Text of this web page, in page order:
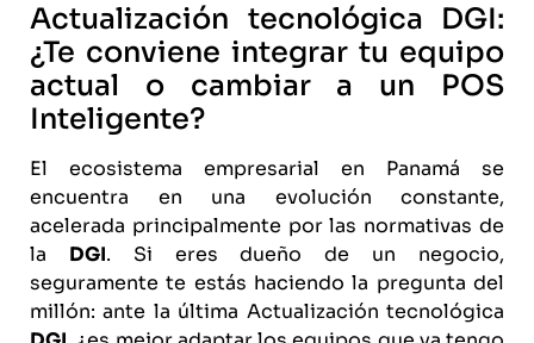
Actualización tecnológica DGI:
¿Te conviene integrar tu equipo
actual o cambiar a un POS
Inteligente?
El ecosistema empresarial en Panamá se
encuentra en una evolución constante,
acelerada principalmente por las normativas de
la DGI. Si eres dueño de un negocio,
seguramente te estás haciendo la pregunta del
millón: ante la última Actualización tecnológica